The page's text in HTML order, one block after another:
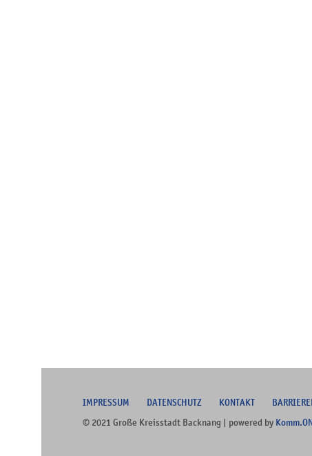
IMPRESSUM DATENSCHUTZ KONTAKT B
© 2021 Große Kreisstadt Backnang | powered by